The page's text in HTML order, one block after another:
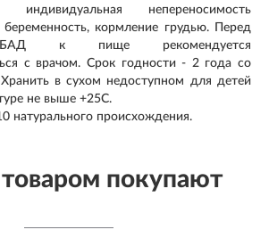
индивидуальная непереносимость
кормление грудью. Перед
БАД к пище рекомендуется
с врачом. Срок годности - 2 года со
в сухом недоступном для детей
не выше +25С.
натурального происхождения.
покупают